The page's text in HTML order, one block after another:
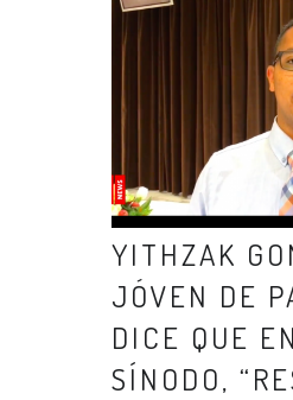
YITHZAK
JÓVEN DE
DICE QUE
SÍNODO,